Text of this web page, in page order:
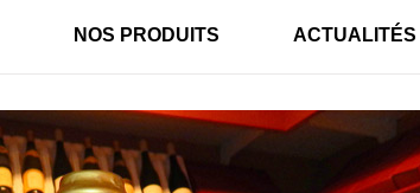
NOS PRODUITS ACTUALITÉS